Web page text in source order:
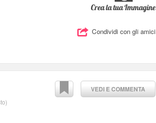
Crea la tua Immagine
Condividi con gli amici
VEDI E COMMENTA
)